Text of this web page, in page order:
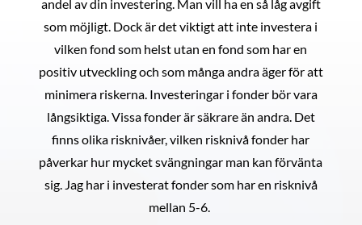
andel av din investering. Man vill ha en så låg avgift
som möjligt. Dock är det viktigt att inte investera i
vilken fond som helst utan en fond som har en
positiv utveckling och som många andra äger för att
minimera riskerna. Investeringar i fonder bör vara
långsiktiga. Vissa fonder är säkrare än andra. Det
finns olika risknivåer, vilken risknivå fonder har
påverkar hur mycket svängningar man kan förvänta
sig. Jag har i investerat fonder som har en risknivå
mellan 5-6.